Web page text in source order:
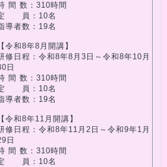
間 数：310時間
員：10名
導者数：19名
【令和8年8月開講】
修日程：令和8年8月3日～令和8年10月
日
間 数：310時間
員：10名
導者数：19名
【令和8年11月開講】
修日程：令和8年11月2日～令和9年1月
日
間 数：310時間
員：10名